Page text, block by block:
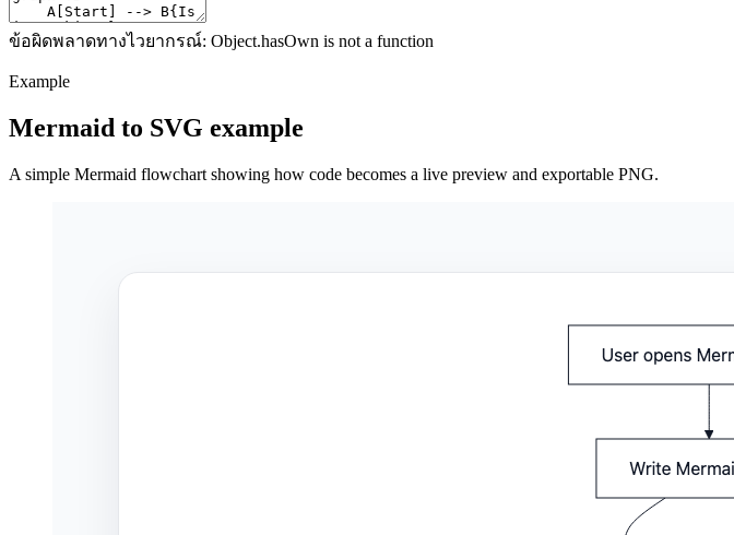
ข้อผิดพลาดทางไวยากรณ์: Object.hasOwn is not a function
Example
Mermaid to SVG example
A simple Mermaid flowchart showing how code becomes a live preview and exportable PNG.